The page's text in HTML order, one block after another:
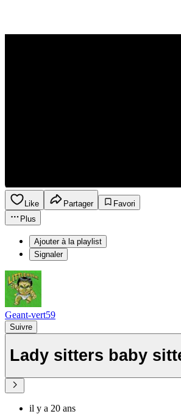
Like Partager
Favori
Plus
Ajouter à la playlist
Signaler
Geant-vert59
Suivre
Lady sitters baby
il y a 20 ans